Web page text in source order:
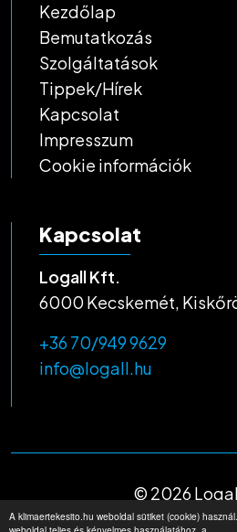
A klimaertekesito.hu weboldal sütiket (cookie)
Kezdőlap
Bemutatkozás
Szolgáltatások
Tippek/Hírek
Kapcsolat
Impresszum
Cookie információk
Kapcsolat
Logall Kft.
6000 Kecskemét,
+36 70/949 9629
info@logall.hu
© 2026
©Developed by